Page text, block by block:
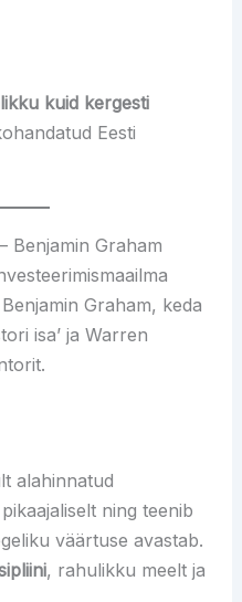
kuid kergesti
Eesti
Benjamin Graham
Graham, keda
isa’ ja Warren
alahinnatud
ning teenib
väärtuse avastab.
, rahulikku meelt ja